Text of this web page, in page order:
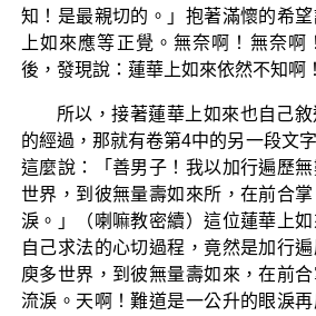
知！是最親切的。」抱著滿懷的希
上如來應等正覺。無奈啊！無奈啊
後，發現說：蓮華上如來依然不知啊！
所以，接著蓮華上如來也自己
的經過，那就有卷第4中的另一段文
這麼說：「善男子！我以加行遍歷
世界，到彼無量壽如來所，在前合
淚。」（喇嘛教密續）這位蓮華上
自己求法的心切過程，竟然是加行
庾多世界，到彼無量壽如來，在前
流淚。天啊！難道是一公升的眼淚